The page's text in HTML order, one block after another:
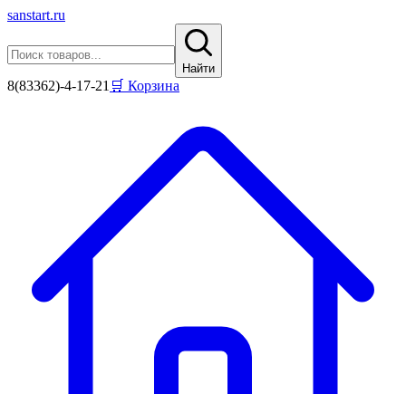
sanstart.ru
Найти
8(83362)-4-17-21 🛒 Корзина